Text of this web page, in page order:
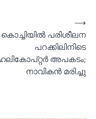
കൊച്ചിയില്‍ പരിശീലന
പറക്കിലിനിടെ
അപകടം;
നാവികൻ മരിച്ചു
⟶